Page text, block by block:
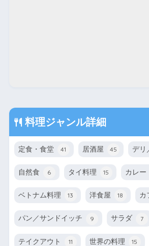
料理ジャンル詳細
定食・食堂 41 居酒屋 45 デリ
自然食 6 タイ料理 15 カレー
ベトナム料理 13 洋食屋 18 カ
パン／サンドイッチ 9 サラダ 7
テイクアウト 11 世界の料理 15